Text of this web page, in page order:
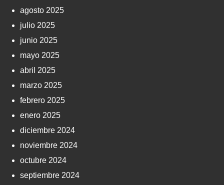
agosto 2025
julio 2025
junio 2025
mayo 2025
abril 2025
marzo 2025
febrero 2025
enero 2025
diciembre 2024
noviembre 2024
octubre 2024
septiembre 2024